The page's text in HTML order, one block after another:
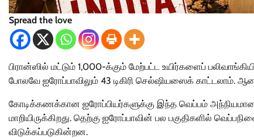
Spread the love
பிரான்ஸில் மட்டும் 1,000-க்கும் மேற்பட்ட உயிர்களைப்
போலவே ஐரோப்பாவிலும் 43 டிகிரி செல்ஷியஸைக் காட்டலாம்.
கோடிக்கணக்கான ஐரோப்பியர்களுக்கு இந்த வெப்பம்
மாறியிருக்கிறது. தெற்கு ஐரோப்பாவின் பல பகுதிகளில்
விடுக்கப்படுகின்றன.